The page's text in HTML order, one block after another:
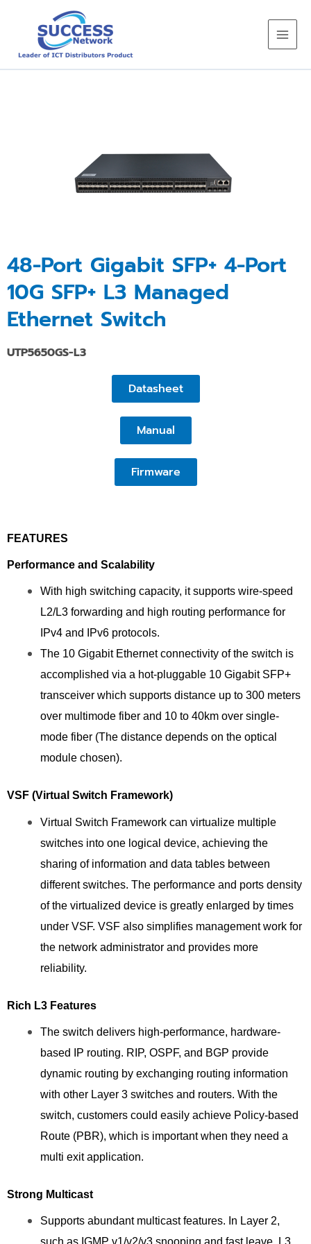
content
48-Port Gigabit SFP+ 4-Port
10G SFP+ L3 Managed
Ethernet Switch
UTP5650GS-L3
Datasheet
Manual
Firmware
FEATURES
Performance and Scalability
With high switching capacity, it supports wire-speed
L2/L3 forwarding and high routing performance for
IPv4 and IPv6 protocols.
The 10 Gigabit Ethernet connectivity of the switch is
accomplished via a hot-pluggable 10 Gigabit SFP+
transceiver which supports distance up to 300 meters
over multimode fiber and 10 to 40km over single-
mode fiber (The distance depends on the optical
module chosen).
VSF (Virtual Switch Framework)
Virtual Switch Framework can virtualize multiple
switches into one logical device, achieving the
sharing of information and data tables between
different switches. The performance and ports density
of the virtualized device is greatly enlarged by times
under VSF. VSF also simplifies management work for
the network administrator and provides more
reliability.
Rich L3 Features
The switch delivers high-performance, hardware-
based IP routing. RIP, OSPF, and BGP provide
dynamic routing by exchanging routing information
with other Layer 3 switches and routers. With the
switch, customers could easily achieve Policy-based
Route (PBR), which is important when they need a
multi exit application.
Strong Multicast
Supports abundant multicast features. In Layer 2,
such as IGMP v1/v2/v3 snooping and fast leave. L3